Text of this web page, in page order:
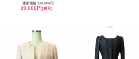
通常価格 120,000円
39,000円(税別)